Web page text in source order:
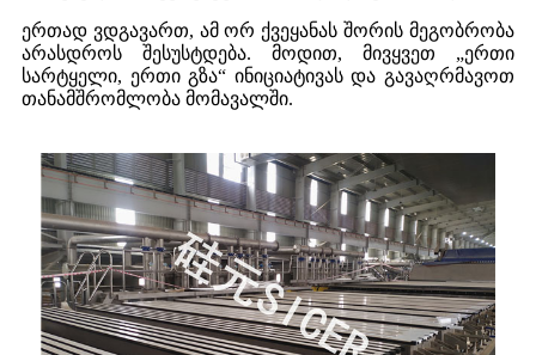
ერთად ვდგავართ, ამ ორ ქვეყანას შორის მეგობრობა
არასდროს შესუსტდება. მოდით, მივყვეთ „ერთი
სარტყელი, ერთი გზა“ ინიციატივას და გავაღრმავოთ
თანამშრომლობა მომავალში.